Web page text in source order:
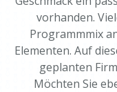
vorhanden.
Programmmix
Elementen. Auf
geplanten
Möchten Sie